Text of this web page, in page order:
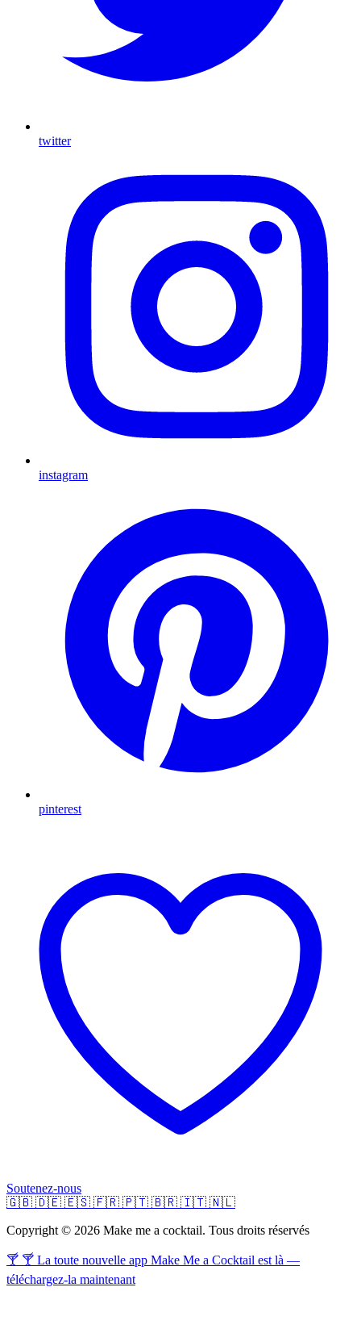
twitter
instagram
pinterest
Soutenez-nous
🇬🇧 🇩🇪 🇪🇸 🇫🇷 🇵🇹 🇧🇷 🇮🇹 🇳🇱
Copyright © 2026 Make me a cocktail. Tous droits réservés
🍸 🍸 La toute nouvelle app Make Me a Cocktail est là —
téléchargez-la maintenant